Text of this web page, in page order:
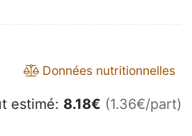
Données nutritionnelles
estimé: 8.18€ (1.36€/part)